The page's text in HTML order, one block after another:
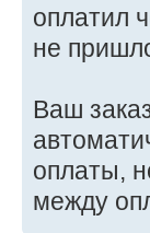
оплатил
не
Ваш
оплаты,
между